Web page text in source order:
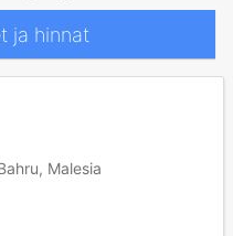
ja hinnat
Malesia